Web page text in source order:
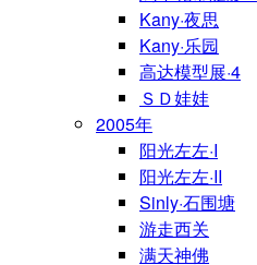
Kany·夜思
Kany·乐园
高达模型展·4
ＳＤ娃娃
2005年
阳光左左·I
阳光左左·II
Sinly·石围塘
游走西关
满天神佛